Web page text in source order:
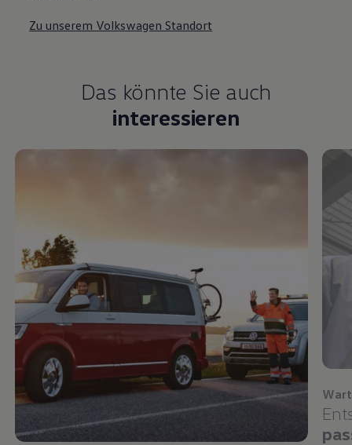
Zu unserem Volkswagen Standort
Das könnte Sie auch
interessieren